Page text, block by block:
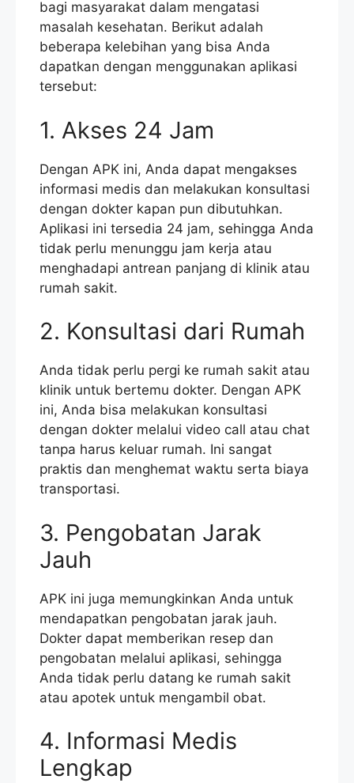
bagi masyarakat dalam mengatasi
masalah kesehatan. Berikut adalah
beberapa kelebihan yang bisa Anda
dapatkan dengan menggunakan aplikasi
tersebut:
1. Akses 24 Jam
Dengan APK ini, Anda dapat mengakses
informasi medis dan melakukan konsultasi
dengan dokter kapan pun dibutuhkan.
Aplikasi ini tersedia 24 jam, sehingga Anda
tidak perlu menunggu jam kerja atau
menghadapi antrean panjang di klinik atau
rumah sakit.
2. Konsultasi dari Rumah
Anda tidak perlu pergi ke rumah sakit atau
klinik untuk bertemu dokter. Dengan APK
ini, Anda bisa melakukan konsultasi
dengan dokter melalui video call atau chat
tanpa harus keluar rumah. Ini sangat
praktis dan menghemat waktu serta biaya
transportasi.
3. Pengobatan Jarak
Jauh
APK ini juga memungkinkan Anda untuk
mendapatkan pengobatan jarak jauh.
Dokter dapat memberikan resep dan
pengobatan melalui aplikasi, sehingga
Anda tidak perlu datang ke rumah sakit
atau apotek untuk mengambil obat.
4. Informasi Medis
Lengkap